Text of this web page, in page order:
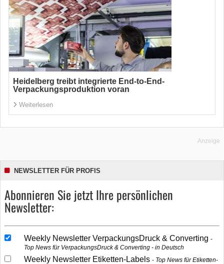
Heidelberg treibt integrierte End-to-End-
Verpackungsproduktion voran
Weiterlesen
Anzeige
NEWSLETTER FÜR PROFIS
Abonnieren Sie jetzt Ihre persönlichen
Newsletter:
Weekly Newsletter VerpackungsDruck & Converting
Top News für VerpackungsDruck & Converting - in Deutsch
Weekly Newsletter Etiketten-Labels
Top News für Etiketten-